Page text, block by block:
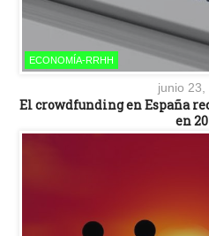
ECONOMÍA-RRHH
junio 23,
El crowdfunding en España
en